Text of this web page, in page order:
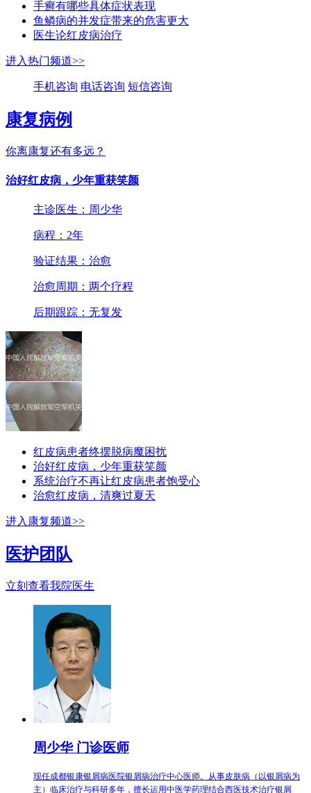
手癣有哪些具体症状表现
鱼鳞病的并发症带来的危害更大
医生论红皮病治疗
进入热门频道>>
手机咨询 电话咨询 短信咨询
康复病例
你离康复还有多远？
治好红皮病，少年重获笑颜
主诊医生：周少华
病程：2年
验证结果：治愈
治愈周期：两个疗程
后期跟踪：无复发
红皮病患者终摆脱病魔困扰
治好红皮病，少年重获笑颜
系统治疗不再让红皮病患者饱受心
治愈红皮病，清爽过夏天
进入康复频道>>
医护团队
立刻查看我院医生
周少华 门诊医师
现任成都银康银屑病医院银屑病治疗中心医师。从事皮肤病（以银屑病为
主）临床治疗与科研多年，擅长运用中医学药理结合西医技术治疗银屑